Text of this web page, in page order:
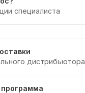
специалиста
дистрибьютора